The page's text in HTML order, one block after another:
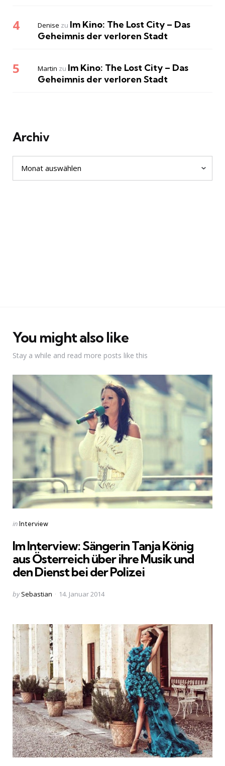
Denise zu Im Kino: The Lost City – Das
Geheimnis der verloren Stadt
Martin zu Im Kino: The Lost City – Das
Geheimnis der verloren Stadt
Archiv
Archiv
You might also like
Stay a while and read more posts like this
Categories
Posted
inInterview
Im Interview: Sängerin Tanja König
aus Österreich über ihre Musik und
den Dienst bei der Polizei
Posted
by Sebastian 14. Januar 2014